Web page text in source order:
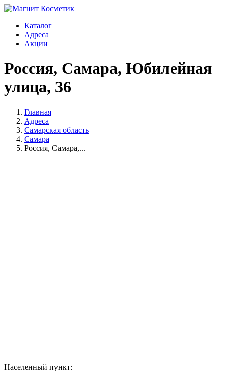
Каталог
Адреса
Акции
Россия, Самара, Юбилейная
улица, 36
Главная
Адреса
Самарская область
Самара
Россия, Самара,...
Населенный пункт: